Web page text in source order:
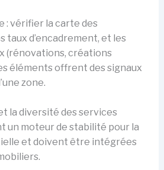
: vérifier la carte des
taux d’encadrement, et les
(rénovations, créations
éléments offrent des signaux
zone.
la diversité des services
un moteur de stabilité pour la
et doivent être intégrées